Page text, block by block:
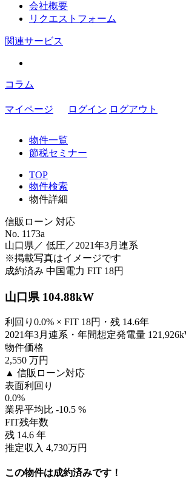
会社概要
リクエストフォーム
関連サービス
コラム
マイページ ログイン ログアウト
物件一覧
節税セミナー
TOP
物件検索
物件詳細
信販ローン 対応
No. 1173a
山口県／ 低圧／2021年3月連系
※掲載写真はイメージです
成約済み 中国電力 FIT 18円
山口県 104.88kW
利回り0.0% × FIT 18円・残 14.6年
2021年3月連系・年間想定発電量
物件価格
2,550 万円
▲ 信販ローン対応
表面利回り
0.0%
業界平均比 -10.5 %
FIT残年数
残 14.6 年
推定収入 4,730万円
この物件は成約済みです！